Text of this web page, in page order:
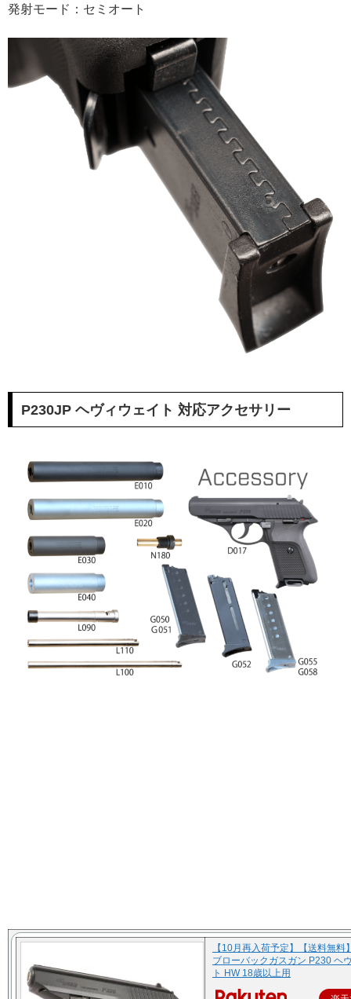
発射モード：セミオート
P230JP ヘヴィウェイト 対応アクセサリー
【10月再入荷予定】【送料無
ブローバックガスガン P230 ヘ
ト HW 18歳以上用